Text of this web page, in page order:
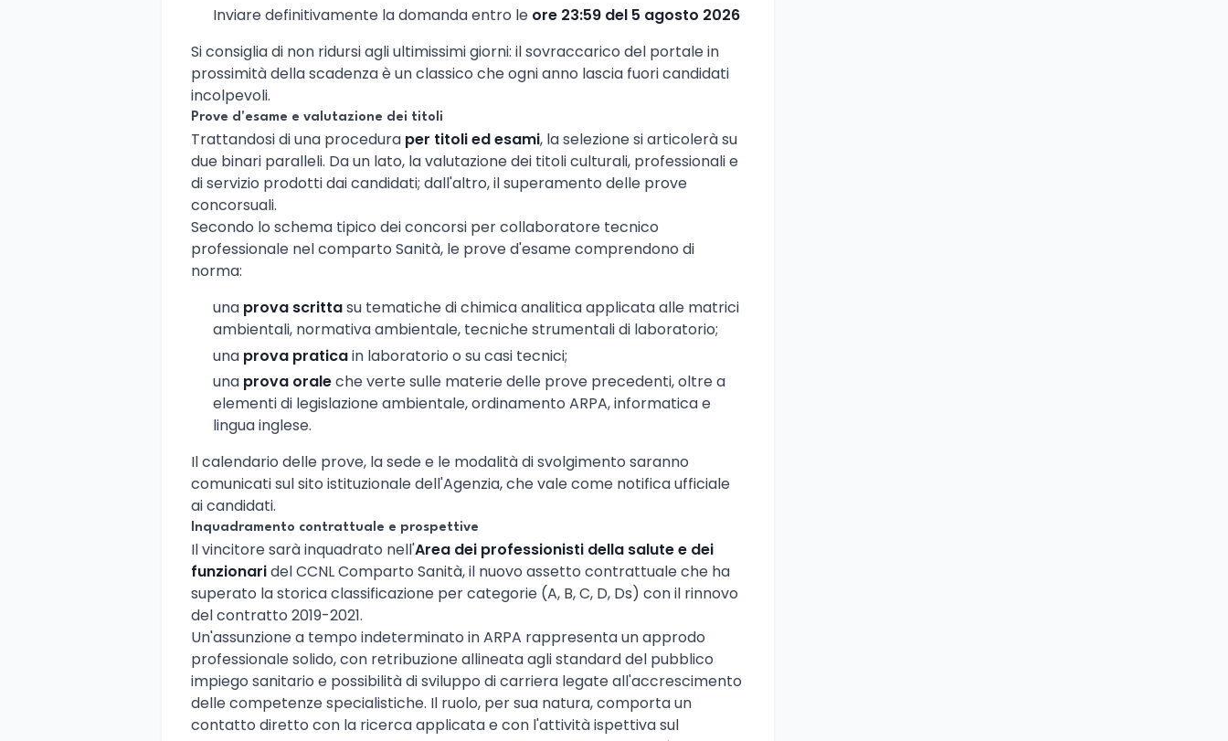
Inviare definitivamente la domanda entro le ore 23:59 del 5 agosto 2026
Si consiglia di non ridursi agli ultimissimi giorni: il sovraccarico del portale in
prossimità della scadenza è un classico che ogni anno lascia fuori candidati
incolpevoli.
Prove d'esame e valutazione dei titoli
Trattandosi di una procedura per titoli ed esami, la selezione si articolerà su
due binari paralleli. Da un lato, la valutazione dei titoli culturali, professionali e
di servizio prodotti dai candidati; dall'altro, il superamento delle prove
concorsuali.
Secondo lo schema tipico dei concorsi per collaboratore tecnico
professionale nel comparto Sanità, le prove d'esame comprendono di
norma:
una prova scrittasu tematiche di chimica analitica applicata alle matrici
ambientali, normativa ambientale, tecniche strumentali di laboratorio;
una prova praticain laboratorio o su casi tecnici;
una prova oraleche verte sulle materie delle prove precedenti, oltre a
elementi di legislazione ambientale, ordinamento ARPA, informatica e
lingua inglese.
Il calendario delle prove, la sede e le modalità di svolgimento saranno
comunicati sul sito istituzionale dell'Agenzia, che vale come notifica ufficiale
ai candidati.
Inquadramento contrattuale e prospettive
Il vincitore sarà inquadrato nell'Area dei professionisti della salute e dei
funzionaridel CCNL Comparto Sanità, il nuovo assetto contrattuale che ha
superato la storica classificazione per categorie (A, B, C, D, Ds) con il rinnovo
del contratto 2019-2021.
Un'assunzione a tempo indeterminato in ARPA rappresenta un approdo
professionale solido, con retribuzione allineata agli standard del pubblico
impiego sanitario e possibilità di sviluppo di carriera legate all'accrescimento
delle competenze specialistiche. Il ruolo, per sua natura, comporta un
contatto diretto con la ricerca applicata e con l'attività ispettiva sul